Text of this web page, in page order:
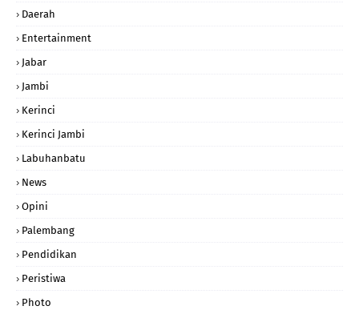
Daerah
Entertainment
Jabar
Jambi
Kerinci
Kerinci Jambi
Labuhanbatu
News
Opini
Palembang
Pendidikan
Peristiwa
Photo